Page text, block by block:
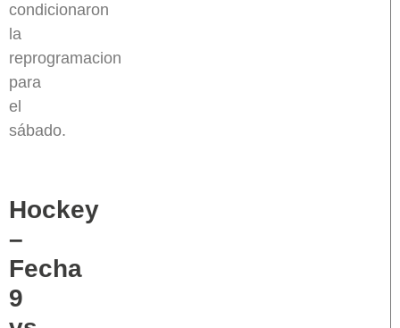
condicionaron
la
reprogramacion
para
el
sábado.
Hockey
–
Fecha
9